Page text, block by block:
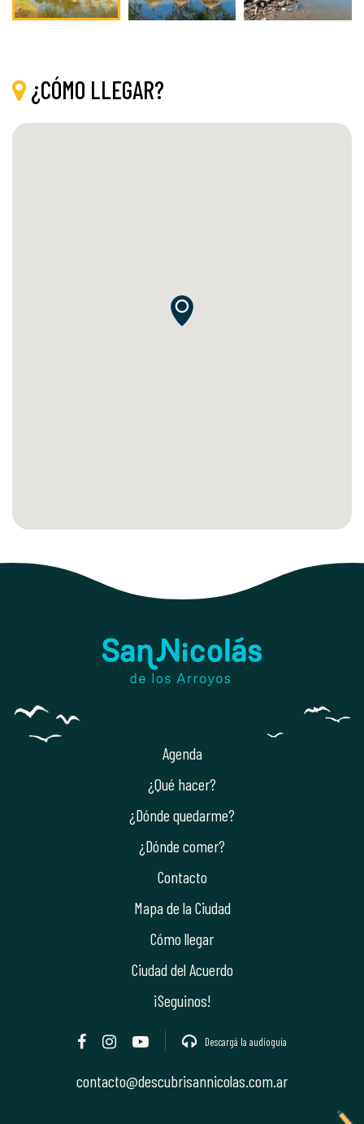
¿CÓMO LLEGAR?
Agenda
¿Qué hacer?
¿Dónde quedarme?
¿Dónde comer?
Contacto
Mapa de la Ciudad
Cómo llegar
Ciudad del Acuerdo
¡Seguinos!
Descargá la audioguía
contacto@descubrisannicolas.com.ar